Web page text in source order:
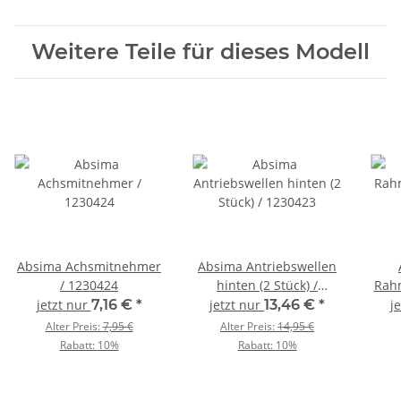
Absima Getriebe Schutzplatte
Verrutscht der Halter, frisst sich das Ritzel ins
Hauptzahnrad
💡 RC Multistore Tipp
Kleinteile wie Schrauben, Lager und Stifte lohnen
sich als Vorrat – wir schicken sie zusammen in
einem Paket.
Weitere Teile für dieses Modell
Absima Achsmitnehmer
/ 1230424
jetzt nur 7,16 € *
Alter Preis:7,95 €
Rabatt: 10%
Absima Antriebswellen
hinten (2 Stück) /
1230423
jetzt nur 13,46 € *
Alter Preis:14,95 €
Rabatt: 10%